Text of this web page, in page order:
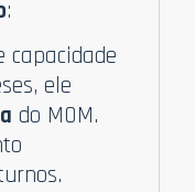
:
ele
do MOM.